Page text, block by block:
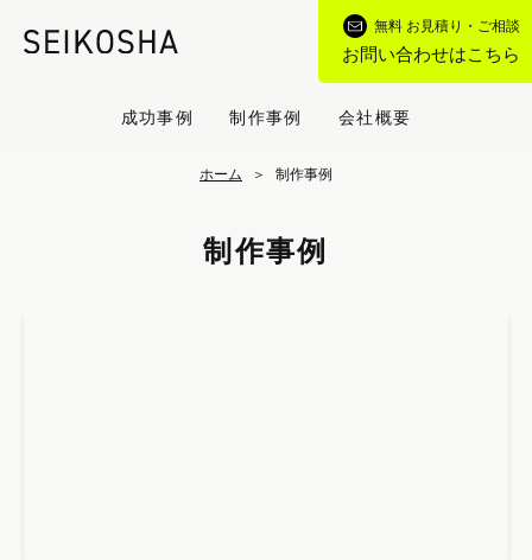
無料 お見積り・ご相談
お問い合わせはこちら
成功事例 制作事例 会社概要
ホーム 制作事例
制作事例